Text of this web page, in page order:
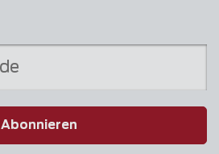
Abonnieren